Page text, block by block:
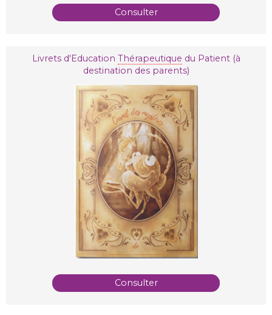
Consulter
Livrets d'Education Thérapeutique du Patient (à
destination des parents)
Consulter